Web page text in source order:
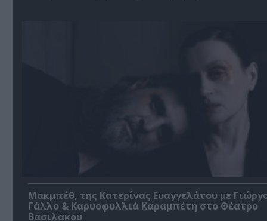
Μακμπέθ, της Κατερίνας Ευαγγελάτου με
Γάλλο & Καρυοφυλλιά Καραμπέτη στο Θέατρο
Βασιλάκου